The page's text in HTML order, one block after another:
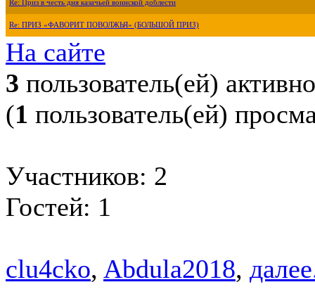
Re: Приз в честь дня казачьей воинской доблести
Re: ПРИЗ «ФАВОРИТ ПОВОЛЖЬЯ» (БОЛЬШОЙ ПРИЗ)
На сайте
3 пользователь(ей) активно
(1 пользователь(ей)
Участников: 2
Гостей: 1
clu4cko, Abdula2018,